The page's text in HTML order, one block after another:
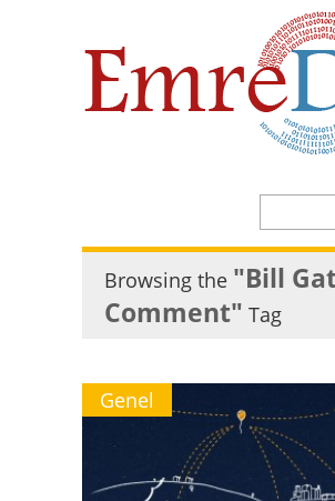
Browsing the "Bill
Comment" Tag
Genel